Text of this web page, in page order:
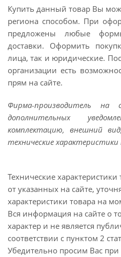
Купить данный товар Вы
региона способом. При
предложены любые
доставки. Оформить
лица, так и юридические.
организации есть
прям на сайте.
Фирма-производитель
дополнительных
комплектацию, внешний
технические характеристики
Технические характеристики
от указанных на сайте,
характеристики товара на
Вся информация на сайте о
характер и не является
соответствии с пунктом 2
Убедительно просим Вас при